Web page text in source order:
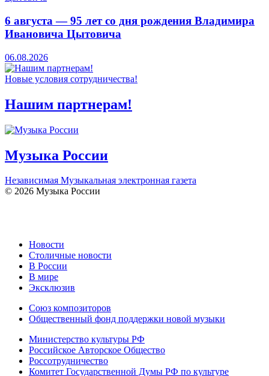
6 августа — 95 лет со дня рождения Владимира
Ивановича Цытовича
06.08.2026
Новые условия сотрудничества!
Нашим партнерам!
Музыка России
Независимая Музыкальная электронная газета
© 2026 Музыка России
Новости
Столичные новости
В России
В мире
Эксклюзив
Союз композиторов
Общественный фонд поддержки новой музыки
Министерство культуры РФ
Российское Авторское Общество
Россотрудничество
Комитет Государственной Думы РФ по культуре